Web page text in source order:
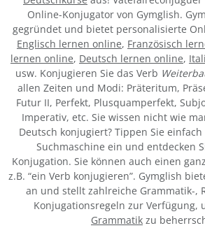
Online-Konjugator von Gymglish.
gegründet und bietet personalisierte
Englisch lernen online, Französisch
lernen online, Deutsch lernen online,
usw. Konjugieren Sie das Verb
allen Zeiten und Modi: Präteritum,
Futur II, Perfekt, Plusquamperfekt,
Imperativ, etc. Sie wissen nicht wie
Deutsch konjugiert? Tippen Sie einfach
Suchmaschine ein und entdecken
Konjugation. Sie können auch einen
z.B. “ein Verb konjugieren”. Gymglish
an und stellt zahlreiche Grammatik-,
Konjugationsregeln zur Verfügung,
Grammatik zu